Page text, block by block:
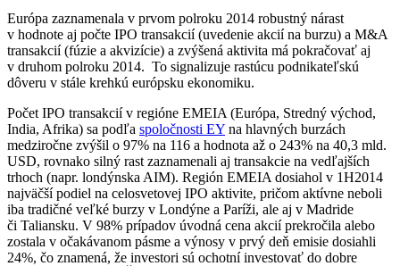
Európa zaznamenala v prvom polroku 2014 robustný nárast
v hodnote aj počte IPO transakcií (uvedenie akcií na burzu) a M&A
transakcií (fúzie a akvizície) a zvýšená aktivita má pokračovať aj
v druhom polroku 2014. To signalizuje rastúcu podnikateľskú
dôveru v stále krehkú európsku ekonomiku.
Počet IPO transakcií v regióne EMEIA (Európa, Stredný východ,
India, Afrika) sa podľa spoločnosti EY na hlavných burzách
medziročne zvýšil o 97% na 116 a hodnota až o 243% na 40,3 mld.
USD, rovnako silný rast zaznamenali aj transakcie na vedľajších
trhoch (napr. londýnska AIM). Región EMEIA dosiahol v 1H2014
najväčší podiel na celosvetovej IPO aktivite, pričom aktívne neboli
iba tradičné veľké burzy v Londýne a Paríži, ale aj v Madride
či Taliansku. V 98% prípadov úvodná cena akcií prekročila alebo
zostala v očakávanom pásme a výnosy v prvý deň emisie dosiahli
24%, čo znamená, že investori sú ochotní investovať do dobre